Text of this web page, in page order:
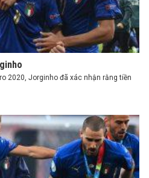
2020, Jorginho đã xác nhận rằng tiền